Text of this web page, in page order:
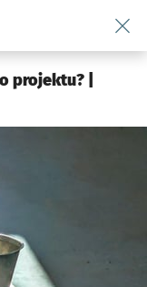
Dla mieszkańca
projektu? |